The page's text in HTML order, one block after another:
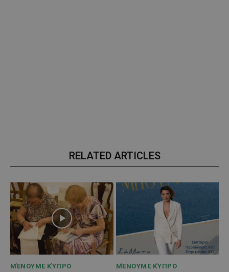
RELATED ARTICLES
ΜΈΝΟΥΜΕ ΚΎΠΡΟ ΜΈΝΟΥΜΕ ΚΎΠΡΟ